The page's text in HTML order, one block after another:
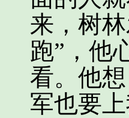
来，树
跑”，他
看。他
军也要